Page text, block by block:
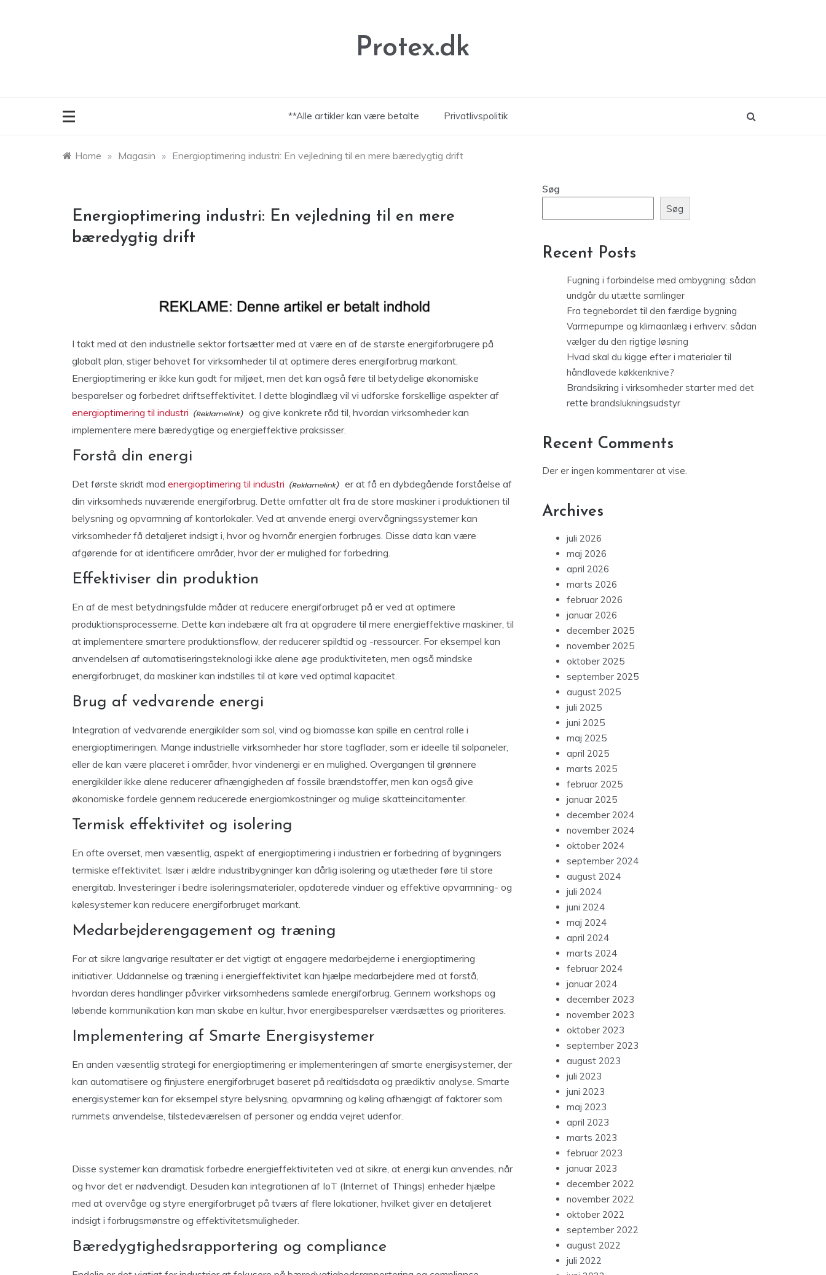
Protex.dk
**Alle artikler kan være betalte Privatlivspolitik
Home » Magasin » Energioptimering industri: En vejledning til en mere bæredygtig drift
Energioptimering industri: En vejledning til en mere
bæredygtig drift
I takt med at den industrielle sektor fortsætter med at være en af de største energiforbrugere på
globalt plan, stiger behovet for virksomheder til at optimere deres energiforbrug markant.
Energioptimering er ikke kun godt for miljøet, men det kan også føre til betydelige økonomiske
besparelser og forbedret driftseffektivitet. I dette blogindlæg vil vi udforske forskellige aspekter af
energioptimering til industri
og give konkrete råd til, hvordan virksomheder kan
implementere mere bæredygtige og energieffektive praksisser.
Forstå din energi
Det første skridt mod energioptimering til industri
er at få en dybdegående forståelse af
din virksomheds nuværende energiforbrug. Dette omfatter alt fra de store maskiner i produktionen til
belysning og opvarmning af kontorlokaler. Ved at anvende energi overvågningssystemer kan
virksomheder få detaljeret indsigt i, hvor og hvornår energien forbruges. Disse data kan være
afgørende for at identificere områder, hvor der er mulighed for forbedring.
Effektiviser din produktion
En af de mest betydningsfulde måder at reducere energiforbruget på er ved at optimere
produktionsprocesserne. Dette kan indebære alt fra at opgradere til mere energieffektive maskiner, til
at implementere smartere produktionsflow, der reducerer spildtid og -ressourcer. For eksempel kan
anvendelsen af automatiseringsteknologi ikke alene øge produktiviteten, men også mindske
energiforbruget, da maskiner kan indstilles til at køre ved optimal kapacitet.
Brug af vedvarende energi
Integration af vedvarende energikilder som sol, vind og biomasse kan spille en central rolle i
energioptimeringen. Mange industrielle virksomheder har store tagflader, som er ideelle til solpaneler,
eller de kan være placeret i områder, hvor vindenergi er en mulighed. Overgangen til grønnere
energikilder ikke alene reducerer afhængigheden af fossile brændstoffer, men kan også give
økonomiske fordele gennem reducerede energiomkostninger og mulige skatteincitamenter.
Termisk effektivitet og isolering
En ofte overset, men væsentlig, aspekt af energioptimering i industrien er forbedring af bygningers
termiske effektivitet. Især i ældre industribygninger kan dårlig isolering og utætheder føre til store
energitab. Investeringer i bedre isoleringsmaterialer, opdaterede vinduer og effektive opvarmning- og
kølesystemer kan reducere energiforbruget markant.
Medarbejderengagement og træning
For at sikre langvarige resultater er det vigtigt at engagere medarbejderne i energioptimering
initiativer. Uddannelse og træning i energieffektivitet kan hjælpe medarbejdere med at forstå,
hvordan deres handlinger påvirker virksomhedens samlede energiforbrug. Gennem workshops og
løbende kommunikation kan man skabe en kultur, hvor energibesparelser værdsættes og prioriteres.
Implementering af Smarte Energisystemer
En anden væsentlig strategi for energioptimering er implementeringen af smarte energisystemer, der
kan automatisere og finjustere energiforbruget baseret på realtidsdata og prædiktiv analyse. Smarte
energisystemer kan for eksempel styre belysning, opvarmning og køling afhængigt af faktorer som
rummets anvendelse, tilstedeværelsen af personer og endda vejret udenfor.
Disse systemer kan dramatisk forbedre energieffektiviteten ved at sikre, at energi kun anvendes, når
og hvor det er nødvendigt. Desuden kan integrationen af IoT (Internet of Things) enheder hjælpe
med at overvåge og styre energiforbruget på tværs af flere lokationer, hvilket giver en detaljeret
indsigt i forbrugsmønstre og effektivitetsmuligheder.
Bæredygtighedsrapportering og compliance
Søg
Søg
Recent Posts
Fugning i forbindelse med ombygning: sådan
undgår du utætte samlinger
Fra tegnebordet til den færdige bygning
Varmepumpe og klimaanlæg i erhverv: sådan
vælger du den rigtige løsning
Hvad skal du kigge efter i materialer til
håndlavede køkkenknive?
Brandsikring i virksomheder starter med det
rette brandslukningsudstyr
Recent Comments
Der er ingen kommentarer at vise.
Archives
juli 2026
maj 2026
april 2026
marts 2026
februar 2026
januar 2026
december 2025
november 2025
oktober 2025
september 2025
august 2025
juli 2025
juni 2025
maj 2025
april 2025
marts 2025
februar 2025
januar 2025
december 2024
november 2024
oktober 2024
september 2024
august 2024
juli 2024
juni 2024
maj 2024
april 2024
marts 2024
februar 2024
januar 2024
december 2023
november 2023
oktober 2023
september 2023
august 2023
juli 2023
juni 2023
maj 2023
april 2023
marts 2023
februar 2023
januar 2023
december 2022
november 2022
oktober 2022
september 2022
august 2022
juli 2022